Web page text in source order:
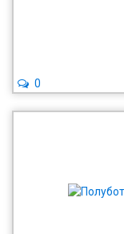
0